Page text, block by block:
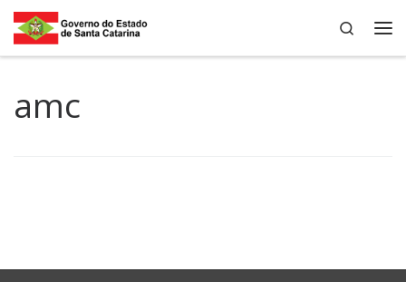
Skip to content
Search
amc